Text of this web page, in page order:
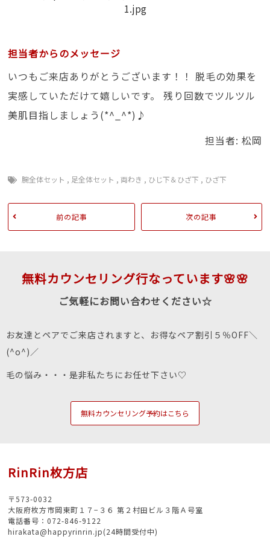
担当者からのメッセージ
いつもご来店ありがとうございます！！ 脱毛の効果を
実感していただけて嬉しいです。 残り回数でツルツル
美肌目指しましょう(*^_^*)♪
担当者: 松岡
腕全体セット , 足全体セット ,両わき , ひじ下＆ひざ下 , ひざ下
前の記事 次の記事
無料カウンセリング行なっています🌸🌸
ご気軽にお問い合わせください☆
お友達とペアでご来店されますと、お得なペア割引５％OFF＼
(^o^)／
毛の悩み・・・是非私たちにお任せ下さい♡
無料カウンセリング予約はこちら
RinRin枚方店
〒573-0032
大阪府枚方市岡東町１７−３６ 第２村田ビル３階Ａ号室
電話番号：072-846-9122
hirakata@happyrinrin.jp(24時間受付中)